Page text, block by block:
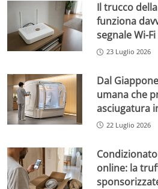
Il trucco
funziona
segnale Wi-Fi
23 Luglio 2026
Dal
umana che
asciugatura
22 Luglio 2026
online: la